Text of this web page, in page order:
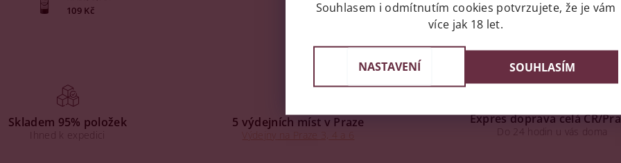
109 Kč
Skladem 95% položek
Ihned k expedici
5 výdejních míst v Praze
Výdejny na Praze 3, 4 a 6
Expres doprava celá ČR/
Do 24 hodin u vás doma
Souhlasem i odmítnutím cookies potvrzujete, že je vám
více jak 18 let.
NASTAVENÍ SOUHLASÍM